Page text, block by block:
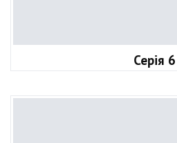
Серія 6